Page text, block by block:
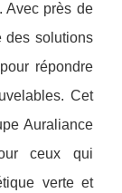
Avec près de
des solutions
répondre
Cet
Auraliance
ceux qui
verte et